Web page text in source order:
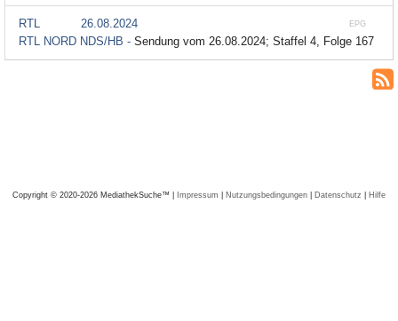
EPG
RTL
26.08.2024
RTL NORD NDS/HB - Sendung vom 26.08.2024; Staffel 4, Folge 167
Copyright © 2020-2026 MediathekSuche™ | Impressum | Nutzungsbedingungen | Datenschutz | Hilfe